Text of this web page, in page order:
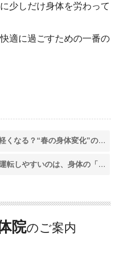
少しだけ身体を労わって
適に過ごすための一番の
なる？“春の身体変化”の秘密
の「固まり」と「視野の狭さ」が同時に起きているから
院